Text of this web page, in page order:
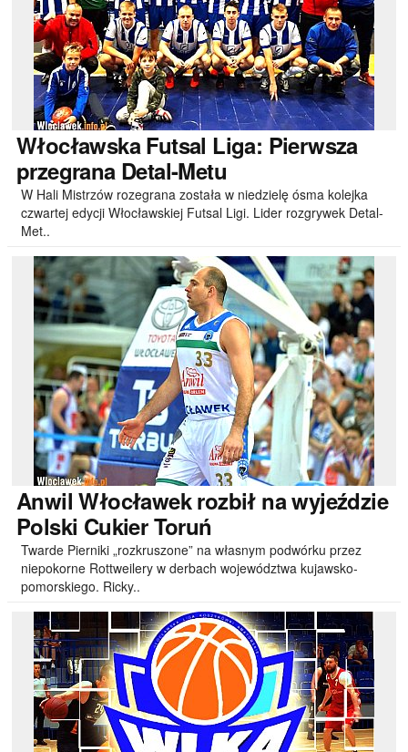
WłocławskaFutsal Liga: Pierwsza
przegrana Detal-Metu
W Hali Mistrzów rozegrana została w niedzielę ósma kolejka
czwartej edycji Włocławskiej Futsal Ligi. Lider rozgrywek Detal-
Met..
Anwil Włocławek rozbił na wyjeździe
Polski Cukier Toruń
Twarde Pierniki „rozkruszone” na własnym podwórku przez
niepokorne Rottweilery w derbach województwa kujawsko-
pomorskiego. Ricky..